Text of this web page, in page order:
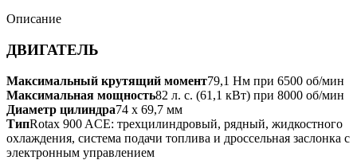
Описание
ДВИГАТЕЛЬ
Максимальный крутящий момент79,1 Нм при 6500 об/мин
Максимальная мощность82 л. с. (61,1 кВт) при 8000 об/мин
Диаметр цилиндра74 x 69,7 мм
ТипRotax 900 ACE: трехцилиндровый, рядный, жидкостного
охлаждения, система подачи топлива и дроссельная заслонка с
электронным управлением